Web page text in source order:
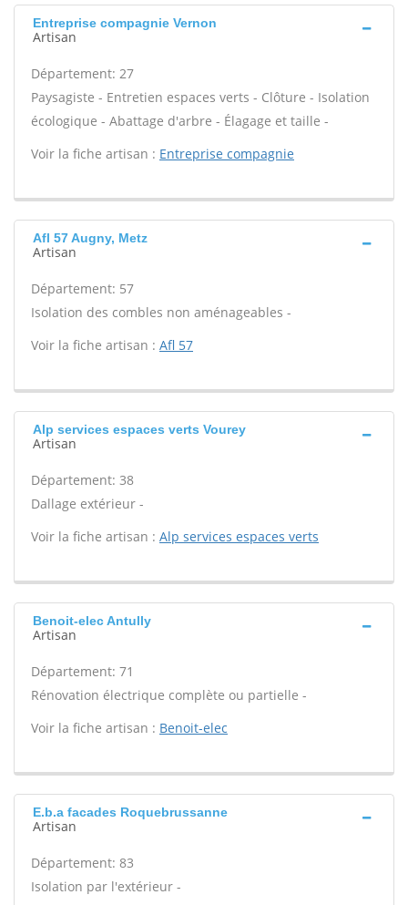
Entreprise compagnie Vernon
Artisan
Département: 27
Paysagiste - Entretien espaces verts - Clôture - Isolation
écologique - Abattage d'arbre - Élagage et taille -
Voir la fiche artisan : Entreprise compagnie
Afl 57 Augny, Metz
Artisan
Département: 57
Isolation des combles non aménageables -
Voir la fiche artisan : Afl 57
Alp services espaces verts Vourey
Artisan
Département: 38
Dallage extérieur -
Voir la fiche artisan : Alp services espaces verts
Benoit-elec Antully
Artisan
Département: 71
Rénovation électrique complète ou partielle -
Voir la fiche artisan : Benoit-elec
E.b.a facades Roquebrussanne
Artisan
Département: 83
Isolation par l'extérieur -